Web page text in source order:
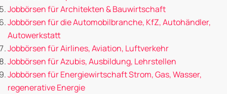
Jobbörsen für Architekten & Bauwirtschaft
Jobbörsen für die Automobilbranche, KfZ, Autohändler,
Autowerkstatt
Jobbörsen für Airlines, Aviation, Luftverkehr
Jobbörsen für Azubis, Ausbildung, Lehrstellen
Jobbörsen für Energiewirtschaft Strom, Gas, Wasser,
regenerative Energie